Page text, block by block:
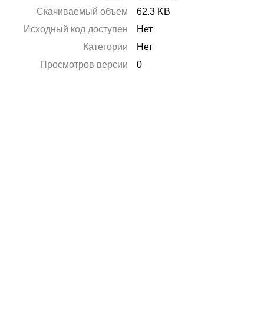
Скачиваемый объем
62.3 KB
Исходный код доступен
Нет
Категории
Нет
Просмотров версии
0